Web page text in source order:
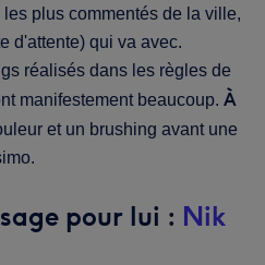
plus commentés de la ville,
d'attente) qui va avec.
réalisés dans les règles de
manifestement beaucoup. À
et un brushing avant une
pour lui : Nik